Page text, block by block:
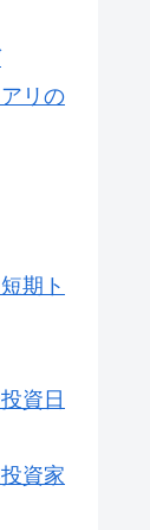
リの
期ト
資日
資家